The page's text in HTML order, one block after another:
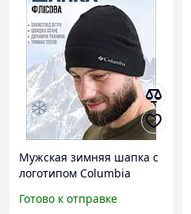
Мужская зимняя шапка с
логотипом Columbia
повседневной носки
Готово к отправке